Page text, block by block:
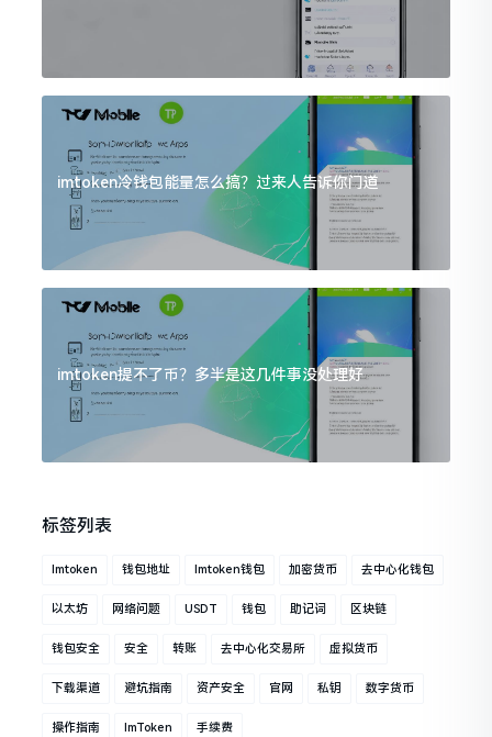
imtoken冷钱包能量怎么搞？过来人告诉你门道
imtoken提不了币？多半是这几件事没处理好
标签列表
Imtoken 钱包地址 Imtoken钱包 加密货币 去中心化钱包
以太坊 网络问题 USDT 钱包 助记词 区块链
钱包安全 安全 转账 去中心化交易所 虚拟货币
下载渠道 避坑指南 资产安全 官网 私钥 数字货币
操作指南 ImToken 手续费